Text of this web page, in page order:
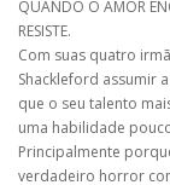
QUANDO O AMOR
RESISTE.
Com suas quatro
Shackleford assumir
que o seu talento
uma habilidade
Principalmente
verdadeiro horror